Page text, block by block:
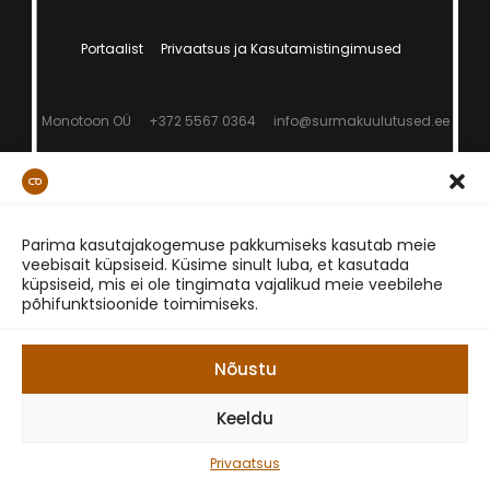
Parima kasutajakogemuse pakkumiseks kasutab meie
veebisait küpsiseid. Küsime sinult luba, et kasutada
küpsiseid, mis ei ole tingimata vajalikud meie veebilehe
põhifunktsioonide toimimiseks.
Nõustu
Keeldu
Privaatsus
Portaalist Privaatsus ja Kasutamistingimused
Monotoon OÜ +372 5567 0364 info@surmakuulutused.ee